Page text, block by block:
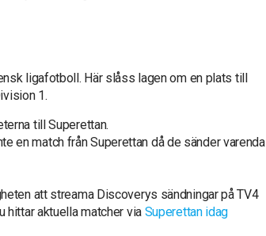
ligafotboll. Här slåss lagen om en plats till
1.
till Superettan.
en match från Superettan då de sänder varenda
att streama Discoverys sändningar på TV4
hittar aktuella matcher via Superettan idag